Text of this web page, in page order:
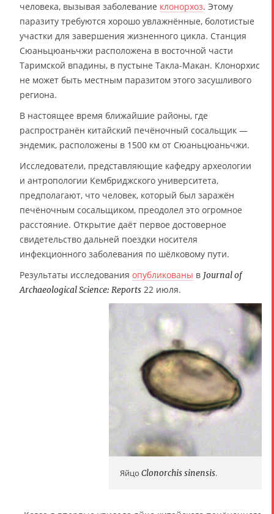
человека, вызывая заболевание клонорхоз. Этому
паразиту требуются хорошо увлажнённые, болотистые
участки для завершения жизненного цикла. Станция
Сюаньцюаньчжи расположена в восточной части
Таримской впадины, в пустыне Такла-Макан. Клонорхис
не может быть местным паразитом этого засушливого
региона.
В настоящее время ближайшие районы, где
распространён китайский печёночный сосальщик —
эндемик, расположены в 1500 км от Сюаньцюаньчжи.
Исследователи, представляющие кафедру археологии
и антропологии Кембриджского университета,
предполагают, что человек, который был заражён
печёночным сосальщиком, преодолел это огромное
расстояние. Открытие даёт первое достоверное
свидетельство дальней поездки носителя
инфекционного заболевания по шёлковому пути.
Результаты исследования опубликованы в Journal of
Archaeological Science: Reports 22 июля.
Яйцо Clonorchis sinensis.